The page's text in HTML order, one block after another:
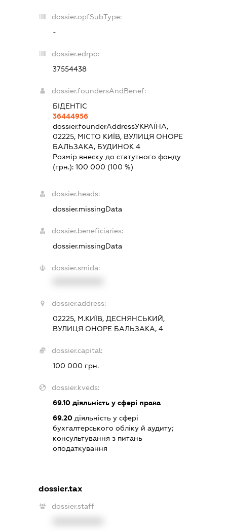
dossier.opfSubType:
-
dossier.edrpo:
37554438
dossier.foundersAndBenef:
БІДЕНТІС
36444956
dossier.founderAddressУКРАЇНА,
02225, МІСТО КИЇВ, ВУЛИЦЯ ОНОРЕ
БАЛЬЗАКА, БУДИНОК 4
Розмір внеску до статутного фонду
(грн.):100 000 (100 %)
dossier.heads:
dossier.missingData
dossier.beneficiaries:
dossier.missingData
dossier.smida:
dossier.address:
02225, М.КИЇВ, ДЕСНЯНСЬКИЙ,
ВУЛИЦЯ ОНОРЕ БАЛЬЗАКА, 4
dossier.capital:
100 000 грн.
dossier.kveds:
69.10 діяльність у сфері права
69.20 діяльність у сфері
бухгалтерського обліку й аудиту;
консультування з питань
оподаткування
dossier.tax
dossier.staff